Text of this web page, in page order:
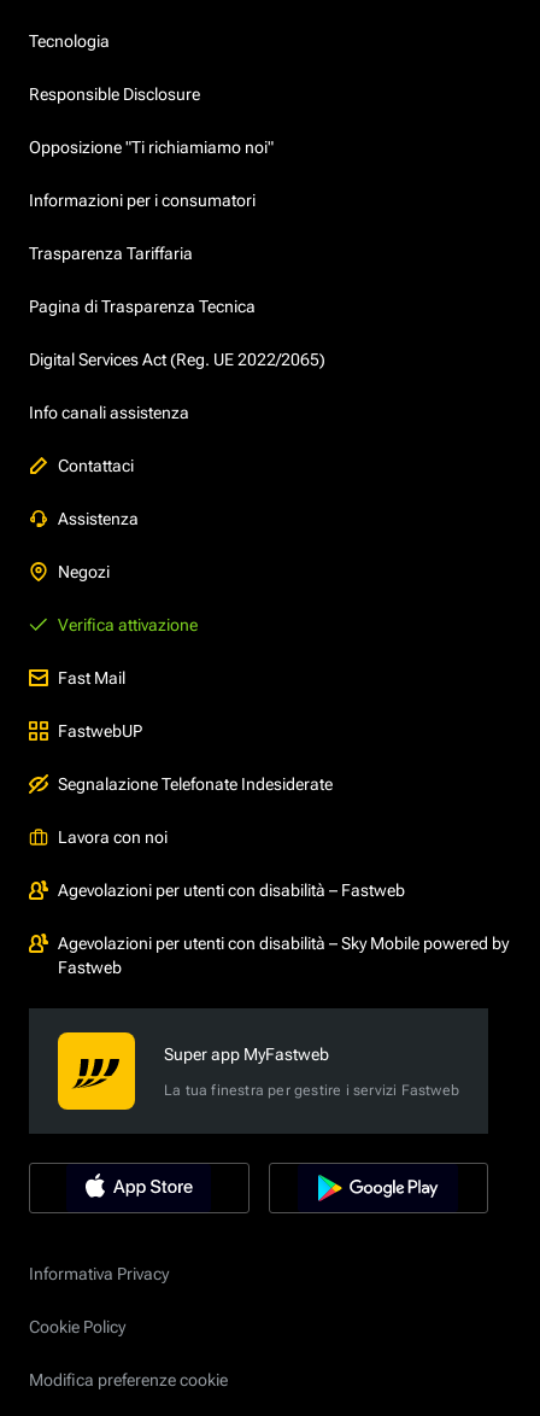
Tecnologia
Responsible Disclosure
Opposizione "Ti richiamiamo noi"
Informazioni per i consumatori
Trasparenza Tariffaria
Pagina di Trasparenza Tecnica
Digital Services Act (Reg. UE 2022/2065)
Info canali assistenza
Contattaci
Assistenza
Negozi
Verifica attivazione
Fast Mail
FastwebUP
Segnalazione Telefonate Indesiderate
Lavora con noi
Agevolazioni per utenti con disabilità – Fastweb
Agevolazioni per utenti con disabilità – Sky Mobile powered by
Fastweb
Super app MyFastweb
La tua finestra per gestire i servizi Fastweb
Informativa Privacy
Cookie Policy
Modifica preferenze cookie